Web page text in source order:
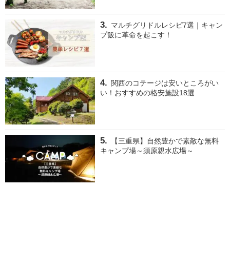
マルチグリドルレシピ7選｜キャン
プ飯に革命を起こす！
関西のコテージは安いところがい
い！おすすめの格安施設18選
【三重県】自然豊かで素敵な無料
キャンプ場～須原親水広場～